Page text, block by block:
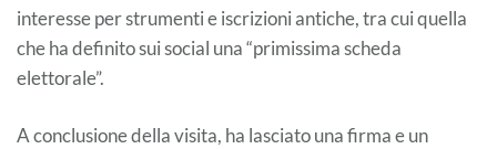
interesse per strumenti e iscrizioni antiche, tra cui quella
che ha definito sui social una “primissima scheda
elettorale”.
A conclusione della visita, ha lasciato una firma e un